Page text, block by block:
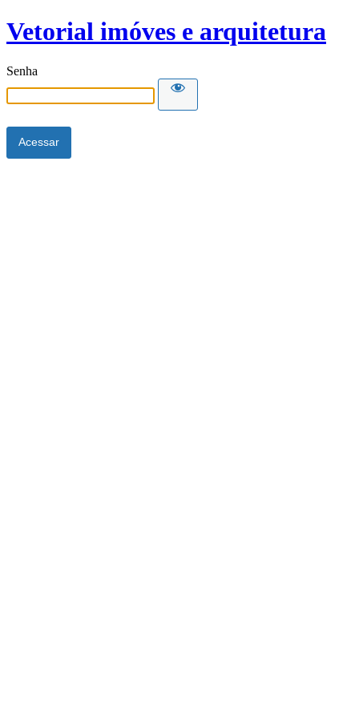
Vetorial imóves e arquitetura
Senha